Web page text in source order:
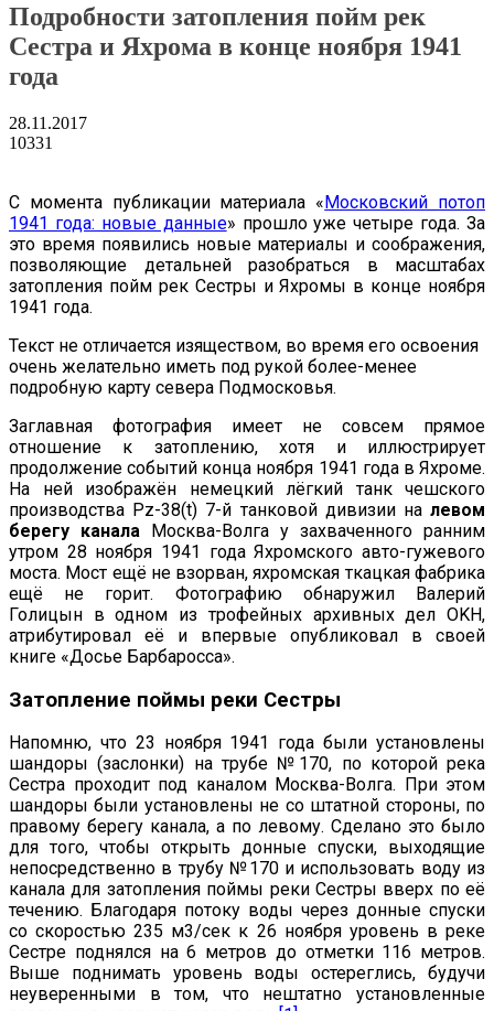
Подробности затопления пойм рек
Сестра и Яхрома в конце ноября 1941
года
28.11.2017
10331
С момента публикации материала «Московский потоп
1941 года: новые данные» прошло уже четыре года. За
это время появились новые материалы и соображения,
позволяющие детальней разобраться в масштабах
затопления пойм рек Сестры и Яхромы в конце ноября
1941 года.
Текст не отличается изяществом, во время его освоения
очень желательно иметь под рукой более-менее
подробную карту севера Подмосковья.
Заглавная фотография имеет не совсем прямое
отношение к затоплению, хотя и иллюстрирует
продолжение событий конца ноября 1941 года в Яхроме.
На ней изображён немецкий лёгкий танк чешского
производства Pz-38(t) 7-й танковой дивизии на левом
берегу канала Москва-Волга у захваченного ранним
утром 28 ноября 1941 года Яхромского авто-гужевого
моста. Мост ещё не взорван, яхромская ткацкая фабрика
ещё не горит. Фотографию обнаружил Валерий
Голицын в одном из трофейных архивных дел OKH,
атрибутировал её и впервые опубликовал в своей
книге «Досье Барбаросса».
Затопление поймы реки Сестры
Напомню, что 23 ноября 1941 года были установлены
шандоры (заслонки) на трубе №170, по которой река
Сестра проходит под каналом Москва-Волга. При этом
шандоры были установлены не со штатной стороны, по
правому берегу канала, а по левому. Сделано это было
для того, чтобы открыть донные спуски, выходящие
непосредственно в трубу №170 и использовать воду из
канала для затопления поймы реки Сестры вверх по её
течению. Благодаря потоку воды через донные спуски
со скоростью 235 м3/сек к 26 ноября уровень в реке
Сестре поднялся на 6 метров до отметки 116 метров.
Выше поднимать уровень воды остереглись, будучи
неуверенными в том, что нештатно установленные